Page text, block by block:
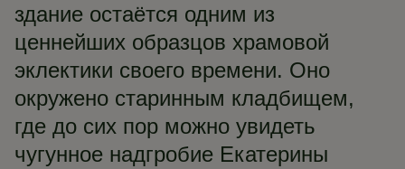
здание остаётся одним из
ценнейших образцов храмовой
эклектики своего времени. Оно
окружено старинным кладбищем,
где до сих пор можно увидеть
чугунное надгробие Екатерины